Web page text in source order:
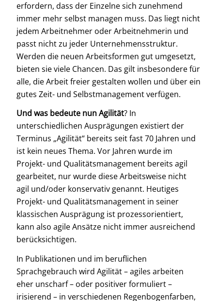
erfordern, dass der Einzelne sich zunehmend
immer mehr selbst managen muss. Das liegt nicht
jedem Arbeitnehmer oder Arbeitnehmerin und
passt nicht zu jeder Unternehmensstruktur.
Werden die neuen Arbeitsformen gut umgesetzt,
bieten sie viele Chancen. Das gilt insbesondere für
alle, die Arbeit freier gestalten wollen und über ein
gutes Zeit- und Selbstmanagement verfügen.
Und was bedeute nun Agilität? In
unterschiedlichen Ausprägungen existiert der
Terminus „Agilität“ bereits seit fast 70 Jahren und
ist kein neues Thema. Vor Jahren wurde im
Projekt- und Qualitätsmanagement bereits agil
gearbeitet, nur wurde diese Arbeitsweise nicht
agil und/oder konservativ genannt. Heutiges
Projekt- und Qualitätsmanagement in seiner
klassischen Ausprägung ist prozessorientiert,
kann also agile Ansätze nicht immer ausreichend
berücksichtigen.
In Publikationen und im beruflichen
Sprachgebrauch wird Agilität – agiles arbeiten
eher unscharf – oder positiver formuliert –
irisierend – in verschiedenen Regenbogenfarben,